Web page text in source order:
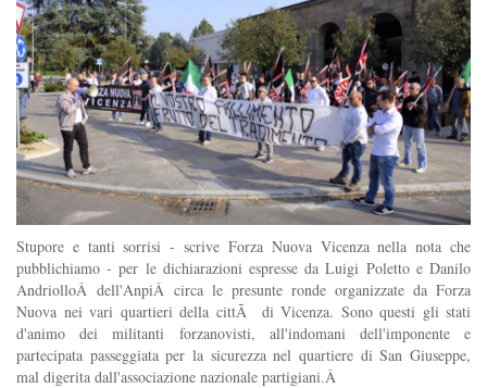
Stupore e tanti sorrisi - scrive Forza Nuova Vicenza nella nota che
pubblichiamo - per le dichiarazioni espresse da Luigi Poletto e Danilo
AndriolloÂ dell'AnpiÂ circa le presunte ronde organizzate da Forza
Nuova nei vari quartieri della cittÃ di Vicenza. Sono questi gli stati
d'animo dei militanti forzanovisti, all'indomani dell'imponente e
partecipata passeggiata per la sicurezza nel quartiere di San Giuseppe,
mal digerita dall'associazione nazionale partigiani.Â